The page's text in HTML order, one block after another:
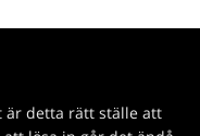
är detta rätt ställe att